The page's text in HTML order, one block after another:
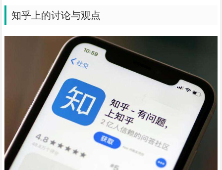
知乎上的讨论与观点